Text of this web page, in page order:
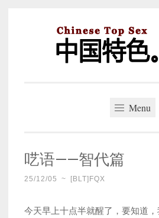
Menu
呓语——智代篇
25/12/05 ~ [BLT]FQX
今天早上十点半就醒了，要知道